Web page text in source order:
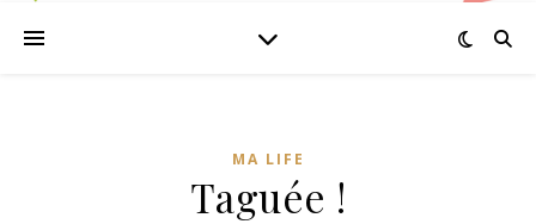
MA LIFE
Taguée !